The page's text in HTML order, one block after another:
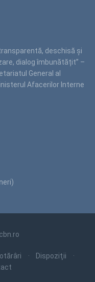
deschisă și
dialog îmbunătățit” –
General al
Afacerilor Interne
Dispoziţii